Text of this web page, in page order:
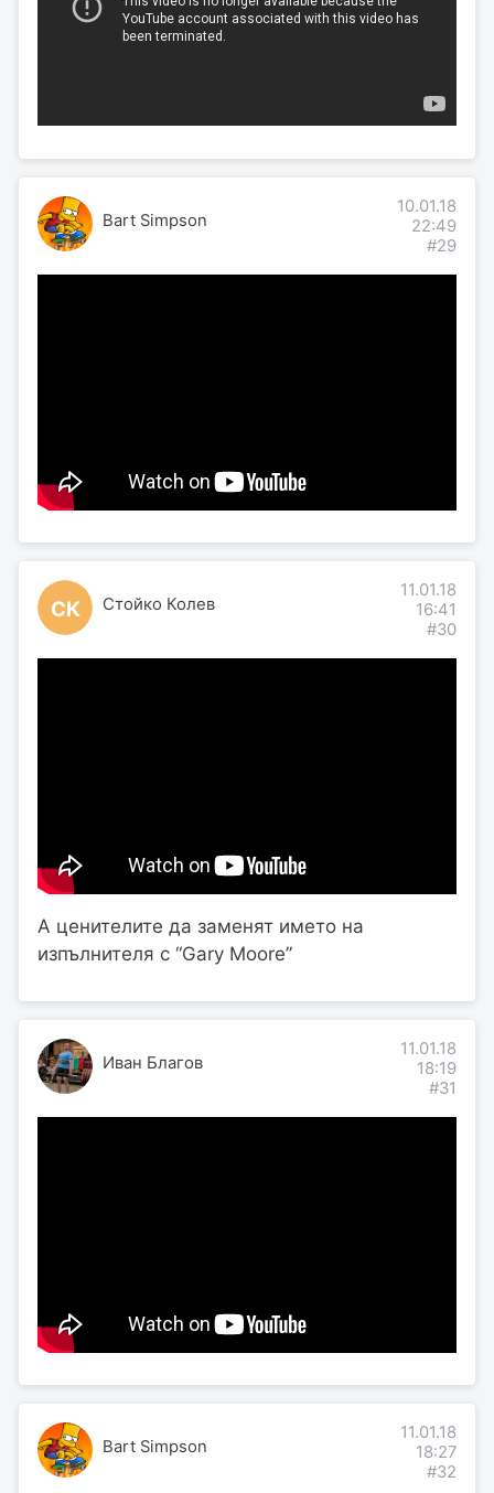
Bart Simpson
10.01.18
22:49
#29
СК Стойко Колев
11.01.18
16:41
#30
А ценителите да заменят името на
изпълнителя с “Gary Moore”
Иван Благов
11.01.18
18:19
#31
Bart Simpson
11.01.18
18:27
#32